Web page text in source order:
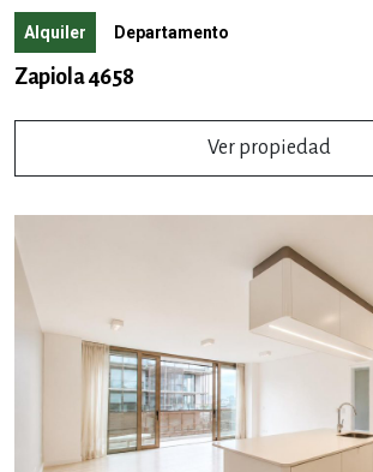
Alquiler Departamento
Zapiola 4658
Ver propiedad